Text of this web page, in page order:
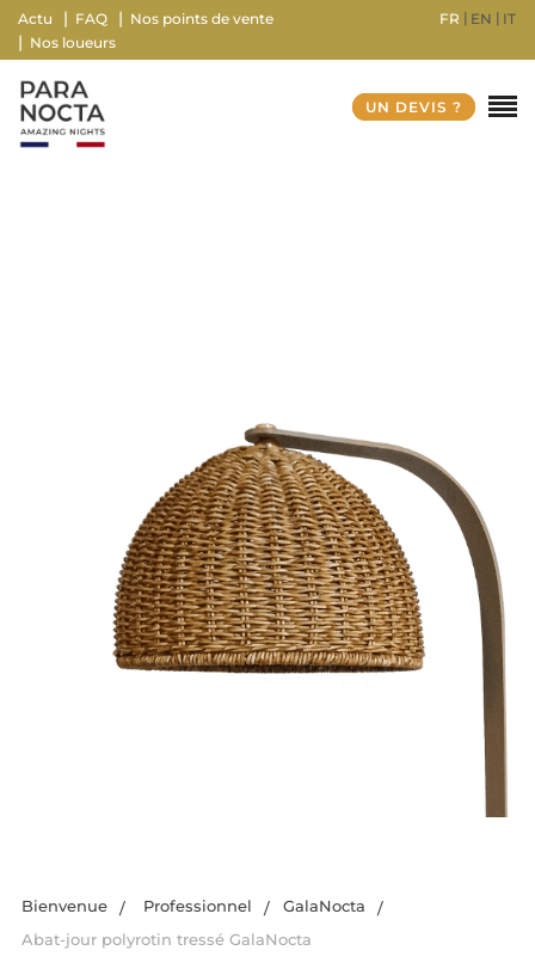
Actu FAQ
Nos points de vente
Nos loueurs
FR EN IT
UN DEVIS ?
Bienvenue Professionnel
GalaNocta
Abat-jour polyrotin tressé GalaNocta